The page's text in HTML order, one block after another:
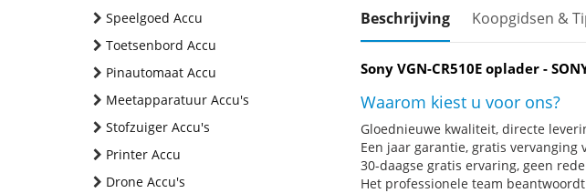
Speelgoed Accu
Toetsenbord Accu
Pinautomaat Accu
Meetapparatuur Accu's
Stofzuiger Accu's
Printer Accu
Drone Accu's
Beschrijving Koopgidsen &
Sony VGN-CR510E oplader -
Waarom kiest u voor ons?
Gloednieuwe kwaliteit, directe
Een jaar garantie, gratis
30-daagse gratis ervaring, geen
Het professionele team